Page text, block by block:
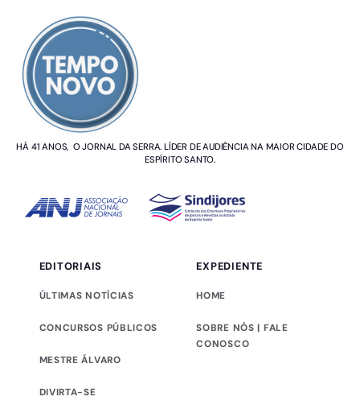
HÁ 41 ANOS, O JORNAL DA SERRA. LÍDER DE AUDIÊNCIA NA MAIOR CIDADE DO
ESPÍRITO SANTO.
EDITORIAIS
ÚLTIMAS NOTÍCIAS
CONCURSOS PÚBLICOS
MESTRE ÁLVARO
DIVIRTA-SE
EXPEDIENTE
HOME
SOBRE NÓS | FALE
CONOSCO